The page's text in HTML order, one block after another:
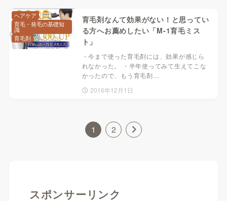
育毛剤なんて効果がない！と思ってい
る方へお薦めしたい「M-1育毛ミス
ト」
・今まで使った育毛剤には、効果が感じら
れなかった。 ・半年使ってみて生えてこな
かったので、もう育毛剤…
2016年12月1日
ヘアケア
育毛・発毛の基礎知
識
育毛剤
1 2
スポンサーリンク